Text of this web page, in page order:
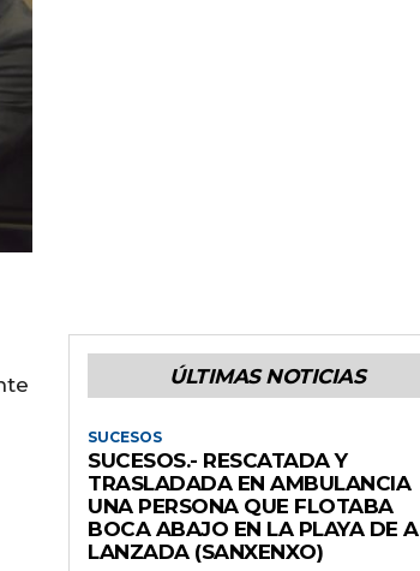
ÚLTIMAS NOTICIAS
SUCESOS
SUCESOS.- RESCATADA Y
TRASLADADA EN AMBULANCIA
UNA PERSONA QUE FLOTABA
BOCA ABAJO EN LA PLAYA DE A
LANZADA (SANXENXO)